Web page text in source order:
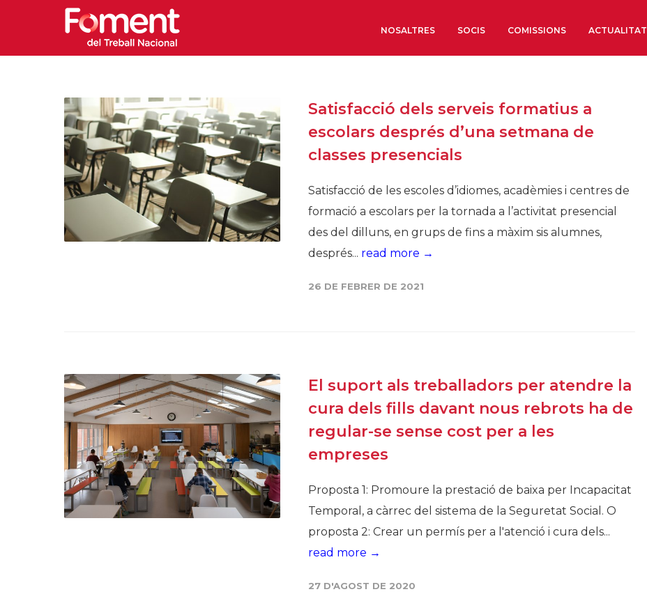
NOSALTRES
Òrgans de Govern
Òrgans Consultius
Econòmics i Socials
Organitzacions territorials
Seu Social
SOCIS COMISSIONS ACTUALITAT
Satisfacció dels serveis formatius a
escolars després d’una setmana de
classes presencials
Satisfacció de les escoles d’idiomes, acadèmies i centres de
formació a escolars per la tornada a l’activitat presencial
des del dilluns, en grups de fins a màxim sis alumnes,
després... read more →
26 DE FEBRER DE 2021
El suport als treballadors per atendre la
cura dels fills davant nous rebrots ha de
regular-se sense cost per a les
empreses
Proposta 1: Promoure la prestació de baixa per Incapacitat
Temporal, a càrrec del sistema de la Seguretat Social. O
proposta 2: Crear un permís per a l'atenció i cura dels...
read more →
27 D'AGOST DE 2020